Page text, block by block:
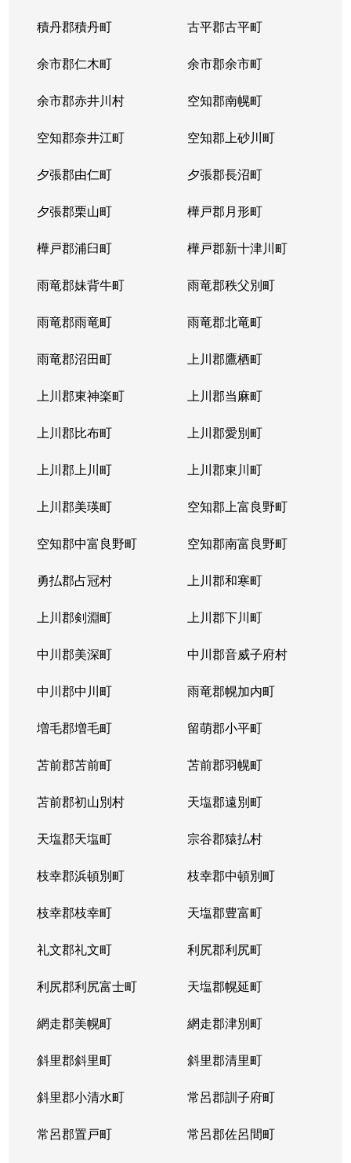
積丹郡積丹町 古平郡古平町
余市郡仁木町 余市郡余市町
余市郡赤井川村 空知郡南幌町
空知郡奈井江町 空知郡上砂川町
夕張郡由仁町 夕張郡長沼町
夕張郡栗山町 樺戸郡月形町
樺戸郡浦臼町 樺戸郡新十津川町
雨竜郡妹背牛町 雨竜郡秩父別町
雨竜郡雨竜町 雨竜郡北竜町
雨竜郡沼田町 上川郡鷹栖町
上川郡東神楽町 上川郡当麻町
上川郡比布町 上川郡愛別町
上川郡上川町 上川郡東川町
上川郡美瑛町 空知郡上富良野町
空知郡中富良野町 空知郡南富良野町
勇払郡占冠村 上川郡和寒町
上川郡剣淵町 上川郡下川町
中川郡美深町 中川郡音威子府村
中川郡中川町 雨竜郡幌加内町
増毛郡増毛町 留萌郡小平町
苫前郡苫前町 苫前郡羽幌町
苫前郡初山別村 天塩郡遠別町
天塩郡天塩町 宗谷郡猿払村
枝幸郡浜頓別町 枝幸郡中頓別町
枝幸郡枝幸町 天塩郡豊富町
礼文郡礼文町 利尻郡利尻町
利尻郡利尻富士町 天塩郡幌延町
網走郡美幌町 網走郡津別町
斜里郡斜里町 斜里郡清里町
斜里郡小清水町 常呂郡訓子府町
常呂郡置戸町 常呂郡佐呂間町